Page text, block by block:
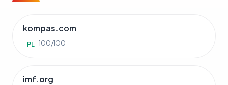
kompas.com
PL 100/100
imf.org